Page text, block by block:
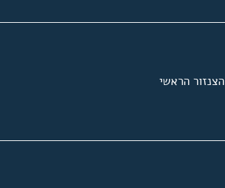
הצנזור הראשי